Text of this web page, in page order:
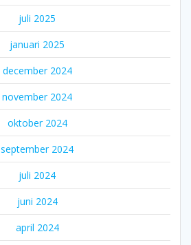
juli 2025
januari 2025
december 2024
november 2024
oktober 2024
september 2024
juli 2024
juni 2024
april 2024